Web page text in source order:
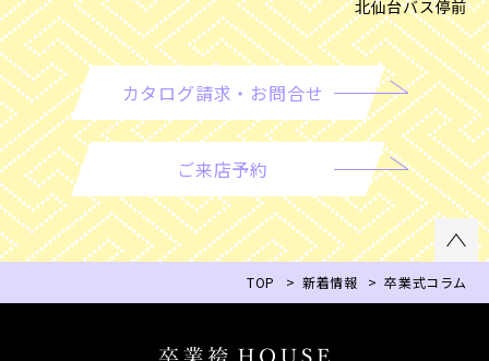
北仙台バス停前
カタログ請求・お問合せ
ご来店予約
TOP 新着情報 卒業式コラム